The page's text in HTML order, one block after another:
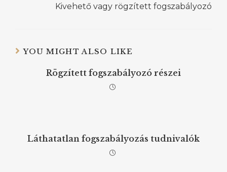
Kivehető vagy rögzített fogszabályozó
YOU MIGHT ALSO LIKE
Rögzített fogszabályozó részei
Láthatatlan fogszabályozás tudnivalók